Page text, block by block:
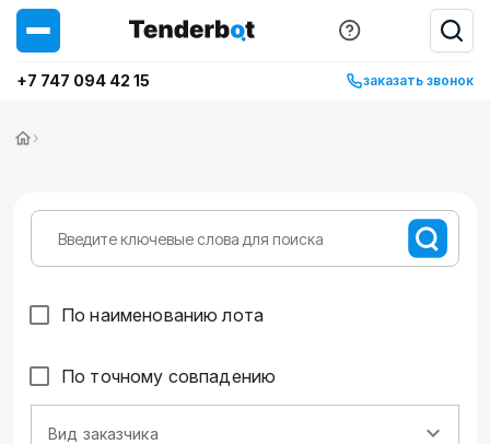
+7 747 094 42 15 заказать звонок
›
По наименованию лота
По точному совпадению
Вид заказчика